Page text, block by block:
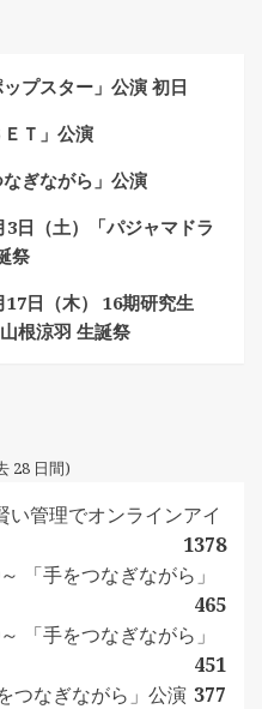
プスター」公演 初日
Ｔ」公演
ぎながら」公演
3日（土）「パジャマドラ
祭
17日（木） 16期研究生
根涼羽 生誕祭
28 日間)
い管理でオンラインアイ
1378
「手をつなぎながら」
465
「手をつなぎながら」
451
つなぎながら」公演 377